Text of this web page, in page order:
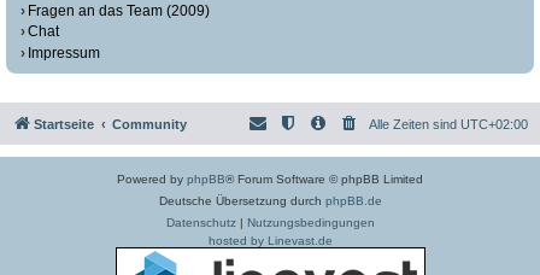
Fragen an das Team (2009)
Chat
Impressum
Startseite Community Alle Zeiten sind UTC+02:00
Powered by phpBB® Forum Software © phpBB Limited
Deutsche Übersetzung durch phpBB.de
Datenschutz| Nutzungsbedingungen
hosted by Linevast.de